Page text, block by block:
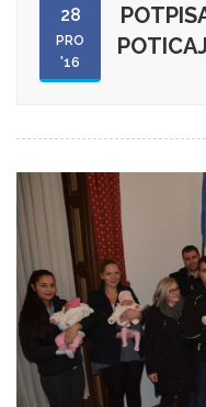
28
PRO
'16